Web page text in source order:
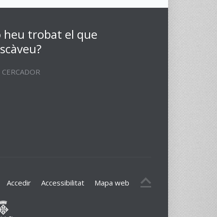
heu trobat el que
CERCADOR
Accedir Accessibilitat Mapa web